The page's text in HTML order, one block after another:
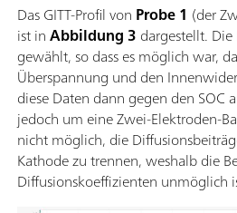
Das GITT-Profil von Probe 1 (der
ist inAbbildung 3 dargestellt.
gewählt, so dass es möglich war,
Überspannung und den
diese Daten dann gegen den SOC
jedoch um eine Zwei-Elektroden-
nicht möglich, die
Kathode zu trennen, weshalb die
Diffusionskoeffizienten unmöglich